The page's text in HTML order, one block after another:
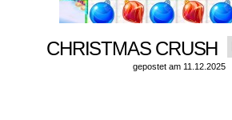
CHRISTMAS CRUSH
gepostet am 11.12.2025